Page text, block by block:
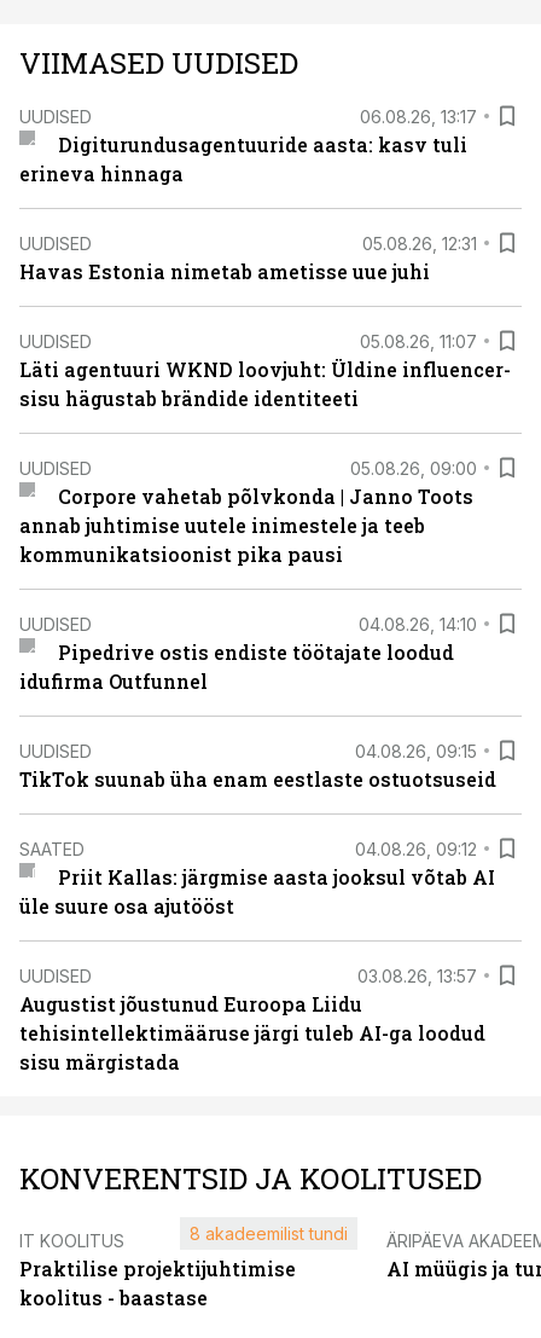
VIIMASED UUDISED
UUDISED 06.08.26, 13:17
Digiturundusagentuuride aasta: kasv tuli
erineva hinnaga
UUDISED 05.08.26, 12:31
Havas Estonia nimetab ametisse uue juhi
UUDISED 05.08.26, 11:07
Läti agentuuri WKND loovjuht: Üldine influencer-
sisu hägustab brändide identiteeti
UUDISED 05.08.26, 09:00
Corpore vahetab põlvkonda | Janno Toots
annab juhtimise uutele inimestele ja teeb
kommunikatsioonist pika pausi
UUDISED 04.08.26, 14:10
Pipedrive ostis endiste töötajate loodud
idufirma Outfunnel
UUDISED 04.08.26, 09:15
TikTok suunab üha enam eestlaste ostuotsuseid
SAATED 04.08.26, 09:12
Priit Kallas: järgmise aasta jooksul võtab AI
üle suure osa ajutööst
UUDISED 03.08.26, 13:57
Augustist jõustunud Euroopa Liidu
tehisintellektimääruse järgi tuleb AI-ga loodud
sisu märgistada
KONVERENTSID JA KOOLITUSED
IT KOOLITUS
Praktilise projektijuhtimise
koolitus - baastase
8 akadeemilist tundi ÄRIPÄEVA
AI müügis ja